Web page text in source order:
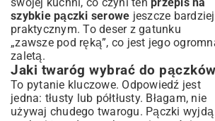
szybkie pączki serowe jeszcze bardziej
praktycznym. To deser z gatunku
„zawsze pod ręką”, co jest jego
zaletą.
Jaki twaróg wybrać do
To pytanie kluczowe. Odpowiedź jest
jedna: tłusty lub półtłusty. Błagam, nie
używaj chudego twarogu. Pączki wyjdą